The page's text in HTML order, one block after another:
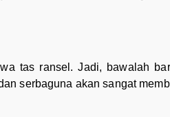
tas ransel. Jadi, bawalah
serbaguna akan sangat